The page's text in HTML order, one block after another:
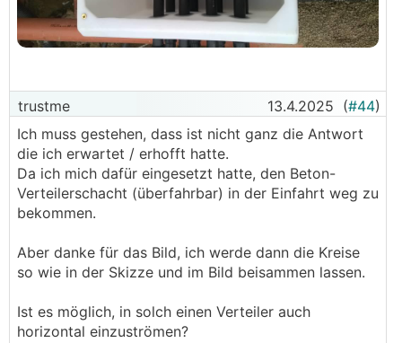
trustme 13.4.2025 (#44)
Ich muss gestehen, dass ist nicht ganz die Antwort
die ich erwartet / erhofft hatte.
Da ich mich dafür eingesetzt hatte, den Beton-
Verteilerschacht (überfahrbar) in der Einfahrt weg zu
bekommen.
Aber danke für das Bild, ich werde dann die Kreise
so wie in der Skizze und im Bild beisammen lassen.
Ist es möglich, in solch einen Verteiler auch
horizontal einzuströmen?